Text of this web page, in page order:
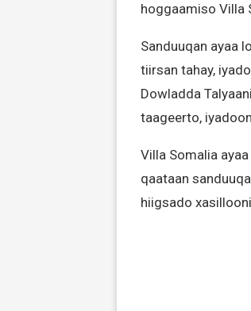
hoggaamiso Villa
Sanduuqan ayaa
tiirsan tahay,
Dowladda
taageerto,
Villa Somalia
qaataan
hiigsado